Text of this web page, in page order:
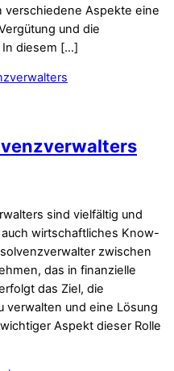
verschiedene Aspekte eine
und die
In diesem […]
sind vielfältig und
wirtschaftliches Know-
zwischen
das in finanzielle
das Ziel, die
verwalten und eine Lösung
Aspekt dieser Rolle